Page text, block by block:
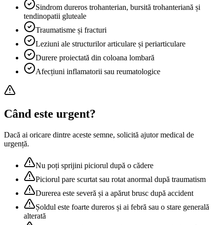
Sindrom dureros trohanterian, bursită trohanteriană și
tendinopatii gluteale
Traumatisme și fracturi
Leziuni ale structurilor articulare și periarticulare
Durere proiectată din coloana lombară
Afecțiuni inflamatorii sau reumatologice
Când este urgent?
Dacă ai oricare dintre aceste semne, solicită ajutor medical de
urgență.
Nu poți sprijini piciorul după o cădere
Piciorul pare scurtat sau rotat anormal după traumatism
Durerea este severă și a apărut brusc după accident
Șoldul este foarte dureros și ai febră sau o stare generală
alterată